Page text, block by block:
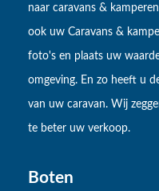
naar caravans &
ook uw Caravans &
foto's en plaats uw
omgeving. En zo heeft u
van uw caravan. Wij
te beter uw verkoop.
Boten